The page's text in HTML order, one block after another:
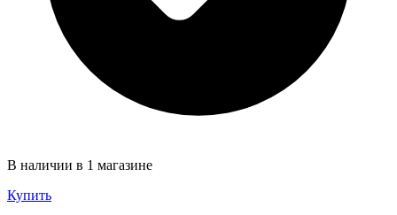
В наличии в 1 магазине
Купить